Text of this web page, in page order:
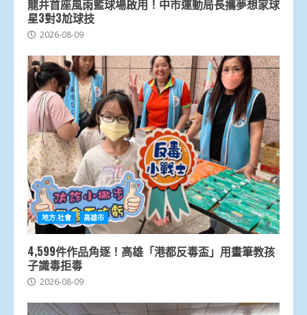
龍井首座風雨籃球場啟用！中市運動局長攜夢想家球
星3對3尬球技
2026-08-09
地方.社會 高雄市
4,599件作品角逐！高雄「港都反毒盃」用畫筆教孩
子識毒拒毒
2026-08-09